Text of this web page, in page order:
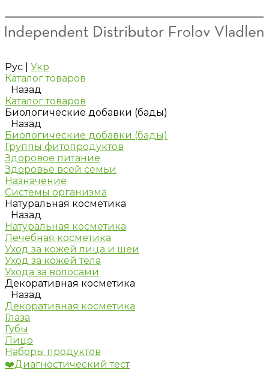
Рус
Укр
Каталог товаров
Назад
Каталог товаров
Биологические добавки (бады)
Назад
Биологические добавки (бады)
Группы фитопродуктов
Здоровое питание
Здоровье всей семьи
Назначение
Системы организма
Натуральная косметика
Назад
Натуральная косметика
Лечебная косметика
Уход за кожей лица и шеи
Уход за кожей тела
Ухода за волосами
Декоративная косметика
Назад
Декоративная косметика
Глаза
Губы
Лицо
Наборы продуктов
❤️Диагностический тест